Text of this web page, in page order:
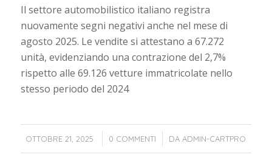
Il settore automobilistico italiano registra
nuovamente segni negativi anche nel mese di
agosto 2025. Le vendite si attestano a 67.272
unità, evidenziando una contrazione del 2,7%
rispetto alle 69.126 vetture immatricolate nello
stesso periodo del 2024
OTTOBRE 21, 2025
/ 0 COMMENTI
/ DAADMIN-CARTPRO